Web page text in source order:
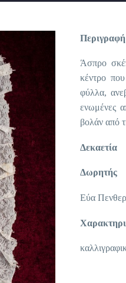
Περιγραφή
Άσπρο
κέντρο
φύλλα,
ενωμένες
βολάν από
Δεκαετία
Δωρητής
Εύα